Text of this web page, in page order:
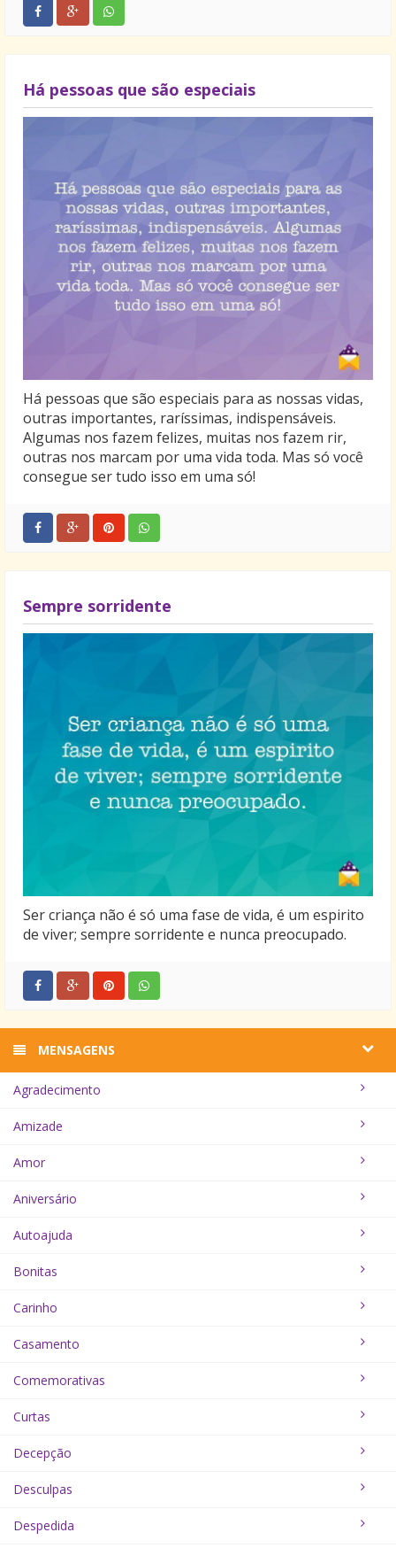
Há pessoas que são especiais
Há pessoas que são especiais para as nossas vidas,
outras importantes, raríssimas, indispensáveis.
Algumas nos fazem felizes, muitas nos fazem rir,
outras nos marcam por uma vida toda. Mas só você
consegue ser tudo isso em uma só!
Sempre sorridente
Ser criança não é só uma fase de vida, é um espirito
de viver; sempre sorridente e nunca preocupado.
MENSAGENS
Agradecimento
Amizade
Amor
Aniversário
Autoajuda
Bonitas
Carinho
Casamento
Comemorativas
Curtas
Decepção
Desculpas
Despedida